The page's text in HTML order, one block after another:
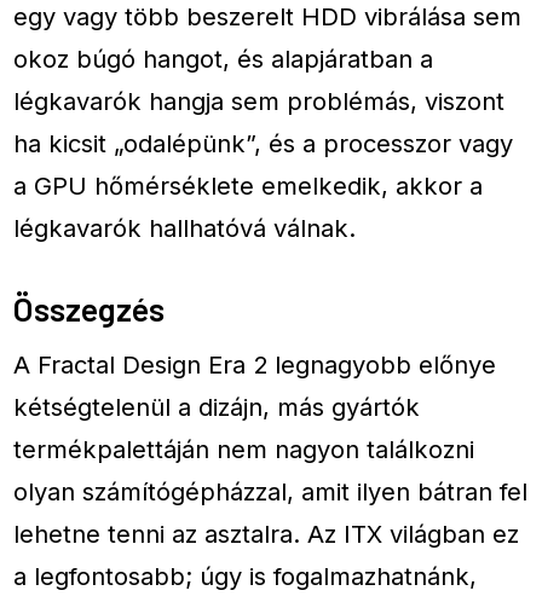
egy vagy több beszerelt HDD vibrálása sem
okoz búgó hangot, és alapjáratban a
légkavarók hangja sem problémás, viszont
ha kicsit „odalépünk”, és a processzor vagy
a GPU hőmérséklete emelkedik, akkor a
légkavarók hallhatóvá válnak.
Összegzés
A Fractal Design Era 2 legnagyobb előnye
kétségtelenül a dizájn, más gyártók
termékpalettáján nem nagyon találkozni
olyan számítógépházzal, amit ilyen bátran fel
lehetne tenni az asztalra. Az ITX világban ez
a legfontosabb; úgy is fogalmazhatnánk,